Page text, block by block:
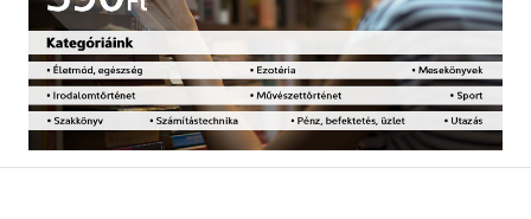
Irodalom
Művészet
Szakkönyv
Szótár, nyelvkönyv